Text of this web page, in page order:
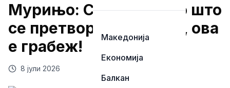
Македонија
Економија
Балкан
Мурињо: Срамота е во што
се претвора фудбалот, ова
е грабеж!
8 јули 2026